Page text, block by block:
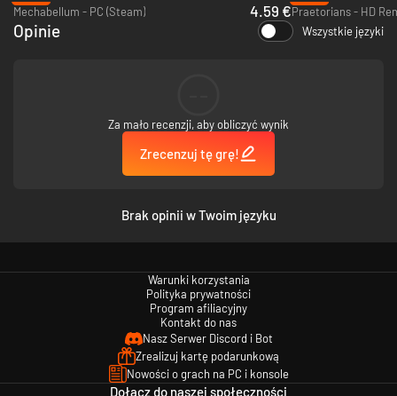
Wznieś się w powietrze i podbij świat dostępnymi dla wszystkich frakcji
sterowcami. Te wczesne maszyny latające są dostępne w różnych
klasach, od zwrotnego motolotu po olbrzymi okręt wojenny bohatera
dostępne dla wszystkich frakcji!
Mechabellum - PC (Steam)
4.59 €Praetorians - HD
Opinie Wszystkie języki
Za mało recenzji, aby obliczyć wynik
Zrecenzuj tę grę!
Brak opinii w Twoim języku
Warunki korzystania
Polityka prywatności
Program afiliacyjny
Kontakt do nas
Nasz Serwer Discord i Bot
Zrealizuj kartę podarunkową
Nowości o grach na PC i konsole
Dołącz do naszej społeczności